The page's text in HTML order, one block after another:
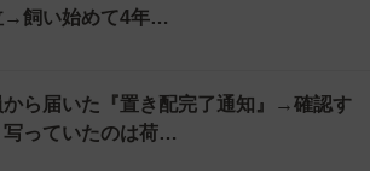
→飼い始めて4年…
から届いた『置き配完了通知』→確認す
写っていたのは荷…